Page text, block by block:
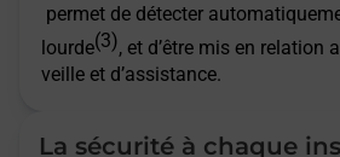
permet de détecter
lourde(3), et d’être mis en relation
veille et d’assistance.
La sécurité à chaque